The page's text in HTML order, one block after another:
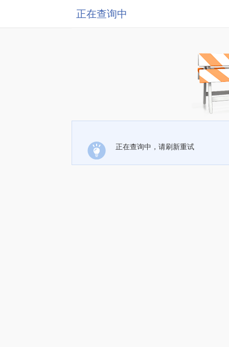
正在查询中
正在查询中，请刷新重试